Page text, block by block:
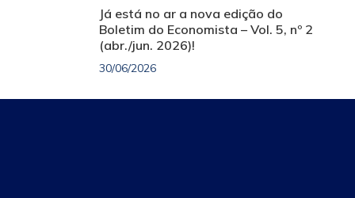
Já está no ar a nova edição do
Boletim do Economista – Vol. 5, nº 2
(abr./jun. 2026)!
30/06/2026